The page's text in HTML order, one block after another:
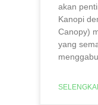
akan
Kanopi
Canopy)
yang